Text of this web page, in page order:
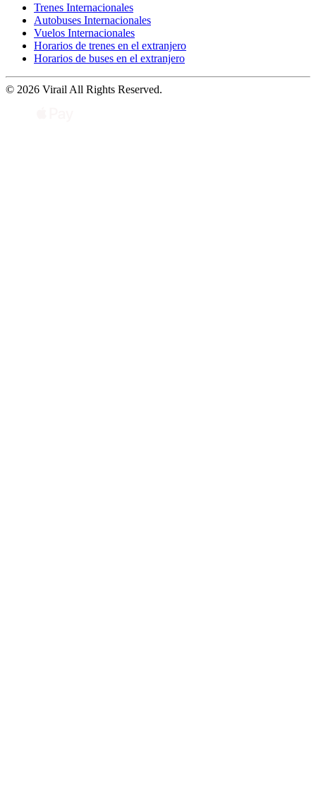
Trenes Internacionales
Autobuses Internacionales
Vuelos Internacionales
Horarios de trenes en el extranjero
Horarios de buses en el extranjero
© 2026 Virail All Rights Reserved.